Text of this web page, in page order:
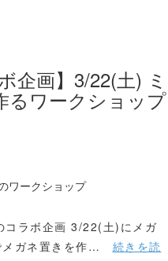
企画】3/22(土) ミ
るワークショップ
コラボ企画 3/22(土)にメガ
メガネ置きを作… 続きを読